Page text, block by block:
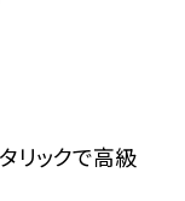
リックで高級